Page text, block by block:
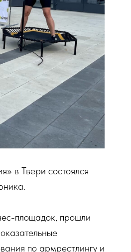
в Твери состоялся
площадок, прошли
по армрестлингу и